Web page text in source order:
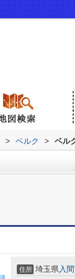
> ベルク > ベル
住所 埼玉県入